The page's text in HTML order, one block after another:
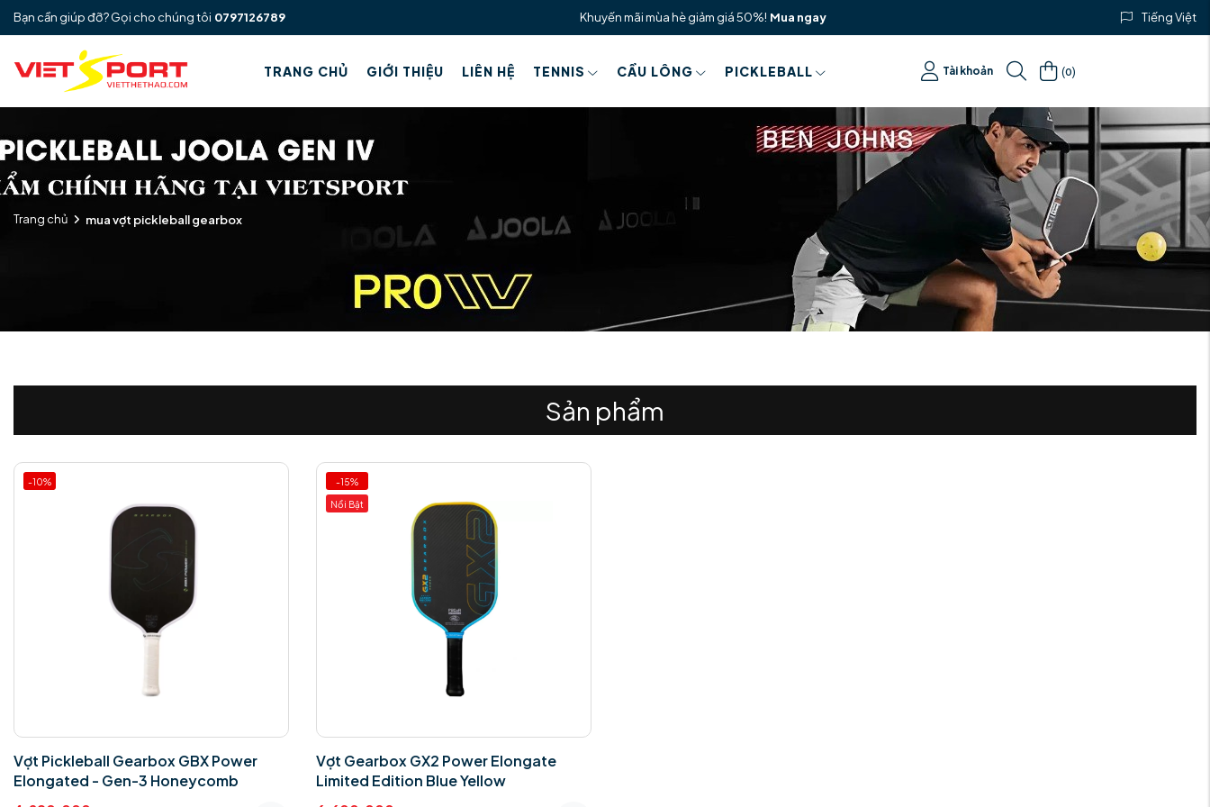
Bạn cần giúp đỡ? Gọi cho chúng tôi 0797126789 Khuyến mãi mùa hè giảm giá 50%! Mua ngay Tiếng Việt
TRANG CHỦ GIỚI THIỆU LIÊN HỆ TENNIS CẦU LÔNG PICKLEBALL Tài khoản (0)
Trang chủ mua vợt pickleball gearbox
Sản phẩm
-10%
Vợt Pickleball Gearbox GBX Power
Elongated - Gen-3 Honeycomb
-15%
Nổi Bật
Vợt Gearbox GX2 Power Elongate
Limited Edition Blue Yellow